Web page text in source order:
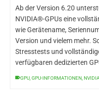
Ab der Version 6.20
NVIDIA®-GPUs eine
wie Gerätename,
Version und vielem mehr.
Stresstests und
verfügbaren dedizierten
GPU GPU-INFORMATIONEN NVIDIA